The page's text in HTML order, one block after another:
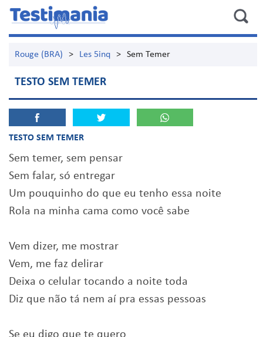
Rouge (BRA) > Les 5inq > Sem Temer
TESTO SEM TEMER
TESTO SEM TEMER
Sem temer, sem pensar
Sem falar, só entregar
Um pouquinho do que eu tenho essa noite
Rola na minha cama como você sabe
Vem dizer, me mostrar
Vem, me faz delirar
Deixa o celular tocando a noite toda
Diz que não tá nem aí pra essas pessoas
Se eu digo que te quero